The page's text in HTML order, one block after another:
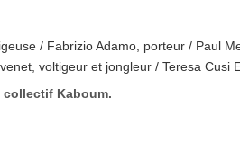
/ Fabrizio Adamo, porteur / Paul
voltigeur et jongleur / Teresa Cusi
Kaboum.